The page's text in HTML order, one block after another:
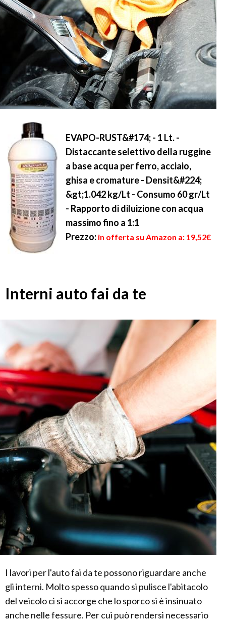
EVAPO-RUST&#174; - 1 Lt. -
Distaccante selettivo della ruggine
a base acqua per ferro, acciaio,
ghisa e cromature - Densit&#224;
&gt;1.042 kg/Lt - Consumo 60 gr/Lt
- Rapporto di diluizione con acqua
massimo fino a 1:1
Prezzo: in offerta su Amazon a: 19,52€
Interni auto fai da te
I lavori per l'auto fai da te possono riguardare anche
gli interni. Molto spesso quando si pulisce l'abitacolo
del veicolo ci si accorge che lo sporco si è insinuato
anche nelle fessure. Per cui può rendersi necessario